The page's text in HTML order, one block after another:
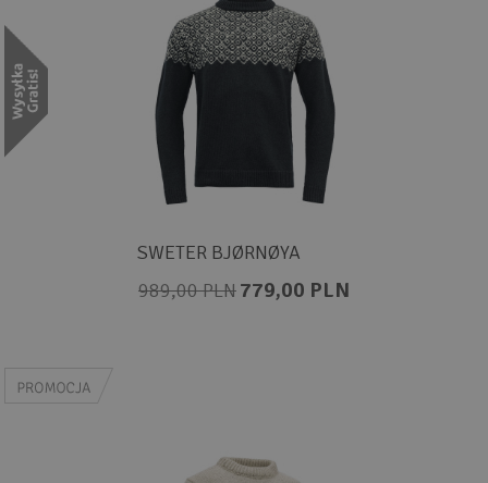
SWETER BJØRNØYA
989,00 PLN779,00 PLN